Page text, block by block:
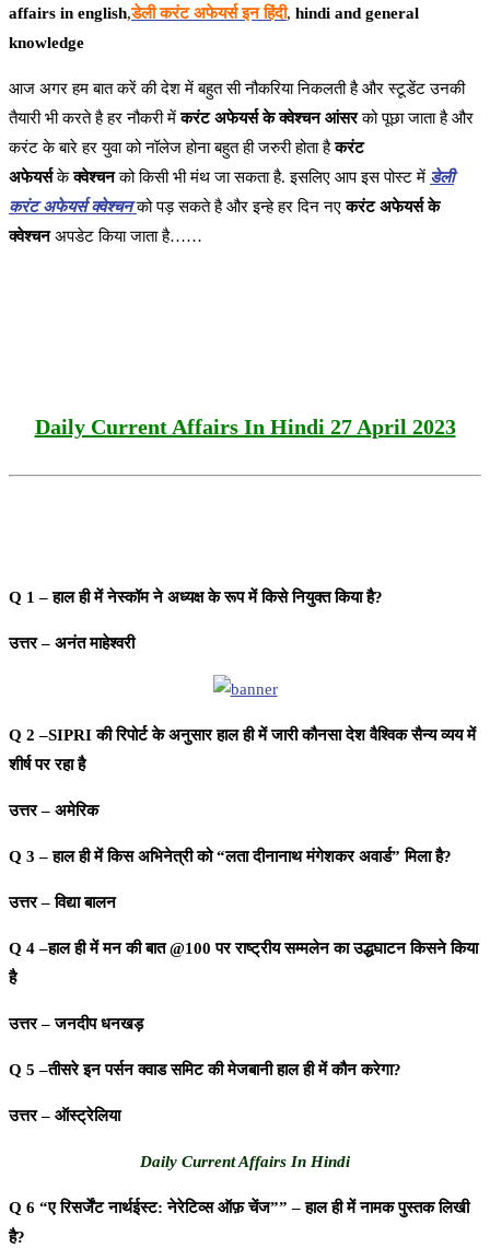
affairs in english,डेली करंट अफेयर्स इन हिंदी, hindi and general
knowledge
आज अगर हम बात करें की देश में बहुत सी नौकरिया निकलती है और स्टूडेंट उनकी
तैयारी भी करते है हर नौकरी मेंकरंट अफेयर्स के क्वेश्चन आंसरको पूछा जाता है और
करंट के बारे हर युवा को नॉलेज होना बहुत ही जरुरी होता हैकरंट
अफेयर्सकेक्वेश्चनको किसी भी मंथ जा सकता है. इसलिए आप इस पोस्ट में डेली
करंट अफेयर्स क्वेश्चन को पड़ सकते है और इन्हे हर दिन नएकरंट अफेयर्स के
क्वेश्चनअपडेट किया जाता है……
Daily Current Affairs In Hindi 27 April 2023
Q 1 – हाल ही में नेस्कॉम ने अध्यक्ष के रूप में किसे नियुक्त किया है?
उत्तर – अनंत माहेश्वरी
Q 2 –SIPRI की रिपोर्ट के अनुसार हाल ही में जारी कौनसा देश वैश्विक सैन्य व्यय में
शीर्ष पर रहा है
उत्तर – अमेरिक
Q 3 – हाल ही में किस अभिनेत्री को “लता दीनानाथ मंगेशकर अवार्ड” मिला है?
उत्तर – विद्या बालन
Q 4 –हाल ही में मन की बात @100 पर राष्ट्रीय सम्मलेन का उद्धघाटन किसने किया
है
उत्तर – जनदीप धनखड़
Q 5 –तीसरे इन पर्सन क्वाड समिट की मेजबानी हाल ही में कौन करेगा?
उत्तर – ऑस्ट्रेलिया
Daily Current Affairs In Hindi
Q 6 “ए रिसर्जेंट नार्थईस्ट: नेरेटिव्स ऑफ़ चेंज”” – हाल ही में नामक पुस्तक लिखी
है?